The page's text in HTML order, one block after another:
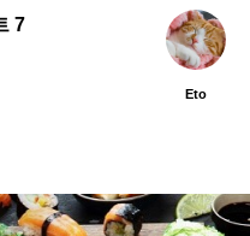
7
Eto